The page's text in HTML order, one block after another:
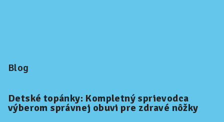
Blog
Detské topánky: Kompletný sprievodca
výberom správnej obuvi pre zdravé nôžky